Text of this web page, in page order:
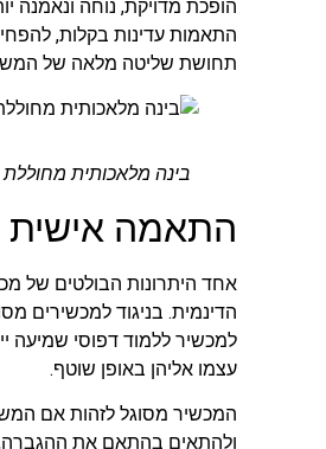
הופכת מדויקת, נוחה ונאמנה
התאמות עדינות בקלות,
תחושת שליטה מלאה של
בינה מלאכותית
התאמה
אחד היתרונות הבולטים של
למכשיר ללמוד דפוסי שמיעה
עצמו אליהן באופן שוטף.
המכשיר מסוגל לזהות אם
ולהתאים בהתאם את ההגברה,